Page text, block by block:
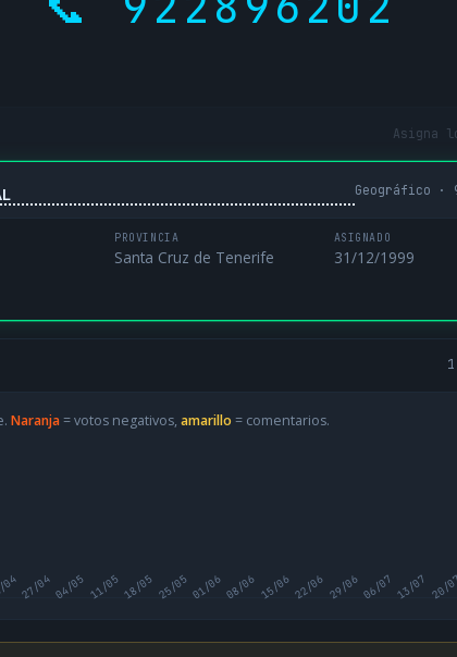
Asigna
Geográfico ·
PROVINCIA
Santa Cruz de Tenerife
ASIGNADO
31/12/1999
Naranja= votos negativos, amarillo = comentarios.
27/0404/05 11/0518/05 25/0501/0608/06 15/0622/06 29/0606/07 13/07 20/07